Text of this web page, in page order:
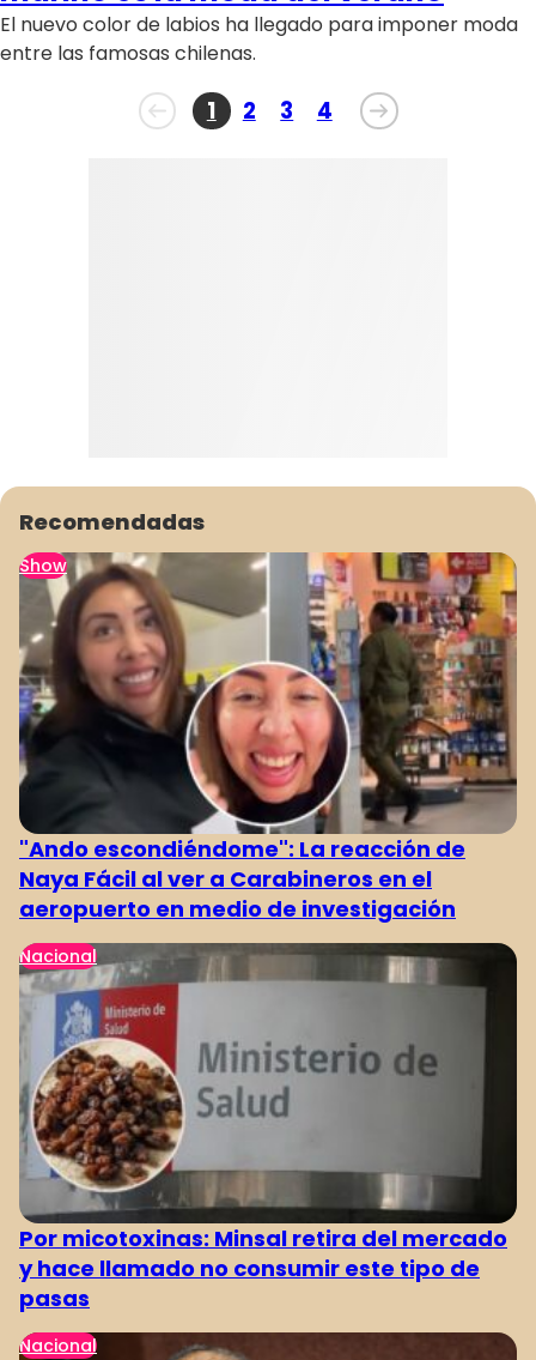
El nuevo color de labios ha llegado para imponer moda
entre las famosas chilenas.
3 4
Recomendadas
Show
"Ando escondiéndome": La reacción de
Naya Fácil al ver a Carabineros en el
aeropuerto en medio de investigación
Nacional
Por micotoxinas: Minsal retira del mercado
y hace llamado no consumir este tipo de
pasas
Nacional